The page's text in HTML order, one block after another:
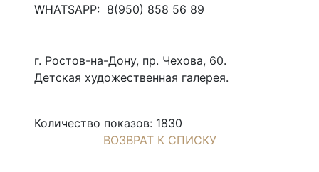
WHATSAPP: 8(950) 858 56 89
г. Ростов-на-Дону, пр. Чехова, 60.
Детская художественная галерея.
Количество показов: 1830
ВОЗВРАТ К СПИСКУ